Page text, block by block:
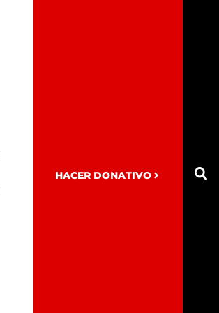
HACER DONATIVO